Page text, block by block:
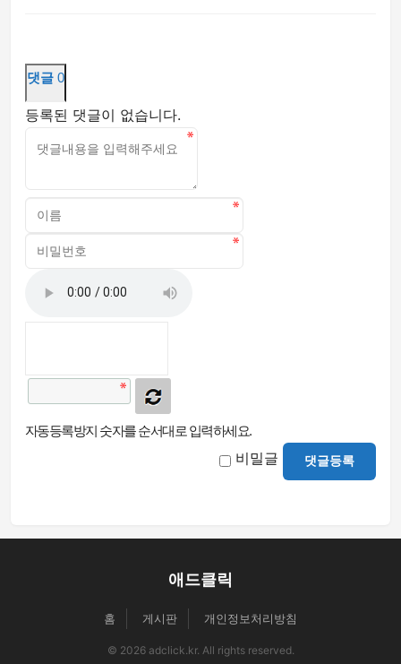
댓글 0
등록된 댓글이 없습니다.
자동등록방지 숫자를 순서대로 입력하세요.
비밀글 댓글등록
애드클릭
홈 게시판 개인정보처리방침
© 2026 adclick.kr. All rights reserved.